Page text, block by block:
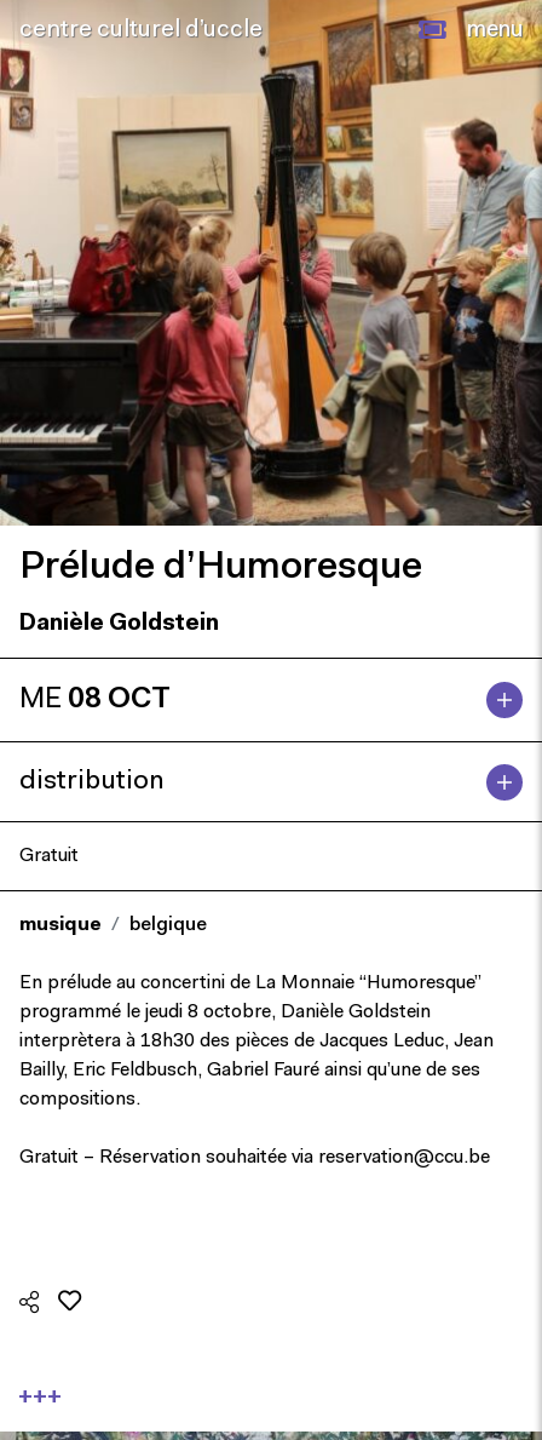
centre culturel d’uccle menu
Prélude d’Humoresque
Danièle Goldstein
ME 08 OCT
distribution
Gratuit
musique belgique
En prélude au concertini de La Monnaie “Humoresque”
programmé le jeudi 8 octobre, Danièle Goldstein
interprètera à 18h30 des pièces de Jacques Leduc, Jean
Bailly, Eric Feldbusch, Gabriel Fauré ainsi qu’une de ses
compositions.
Gratuit – Réservation souhaitée via reservation@ccu.be
+++